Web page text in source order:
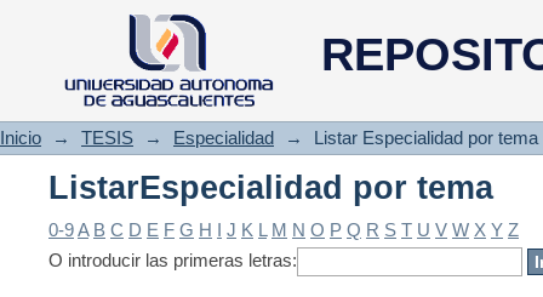
ListarEspecialidad por tema
Inicio → TESIS → Especialidad → Listar Especialidad por tema
ListarEspecialidad por tema
0-9A B C D E F G H I J K L M N O P Q R S T U V W X Y Z
O introducir las primeras letras: